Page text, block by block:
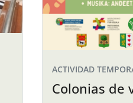
ACTIVIDAD
Colonias de